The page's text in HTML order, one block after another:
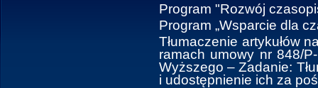
Program "Rozwój
Program „Wsparcie dla
Tłumaczenie artykułów
ramach umowy nr 848/
Wyższego ‒ Zadanie:
i udostępnienie ich za